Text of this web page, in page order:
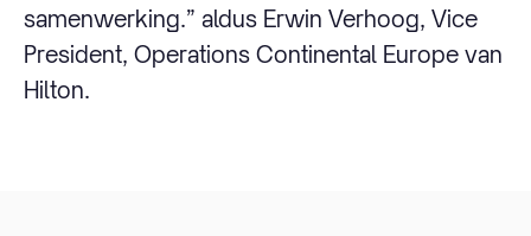
samenwerking.” aldus Erwin Verhoog, Vice
President, Operations Continental Europe van
Hilton.